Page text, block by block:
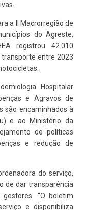
a II Macrorregião de
do Agreste,
registrou 42.010
entre 2023
Hospitalar
e Agravos de
são encaminhados à
e ao Ministério da
de políticas
e redução de
do serviço,
de dar transparência
“O boletim
e disponibiliza